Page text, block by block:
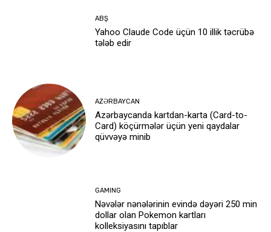
ABŞ
Yahoo Claude Code üçün 10 illik təcrübə
tələb edir
AZƏRBAYCAN
Azərbaycanda kartdan-karta (Card-to-
Card) köçürmələr üçün yeni qaydalar
qüvvəyə minib
GAMING
Nəvələr nənələrinin evində dəyəri 250 min
dollar olan Pokemon kartları
kolleksiyasını tapıblar